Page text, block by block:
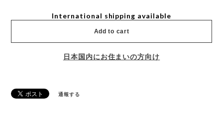
International shipping available
Add to cart
日本国内にお住まいの方向け
通報する